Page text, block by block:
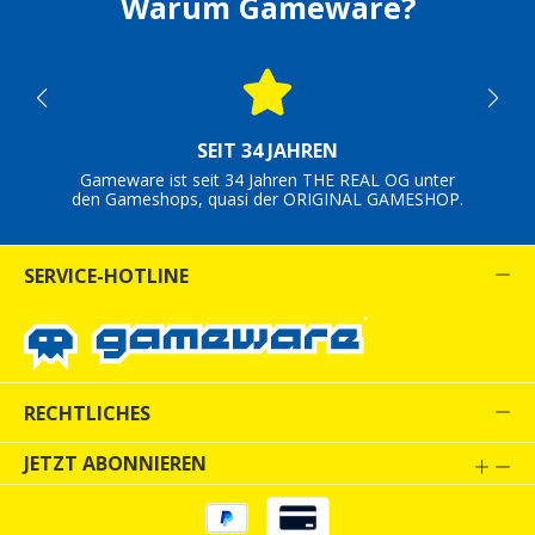
SEIT 34 JAHREN
Gameware ist seit 34 Jahren THE REAL OG unter
den Gameshops, quasi der ORIGINAL GAMESHOP.
SERVICE-HOTLINE
RECHTLICHES
JETZT ABONNIEREN